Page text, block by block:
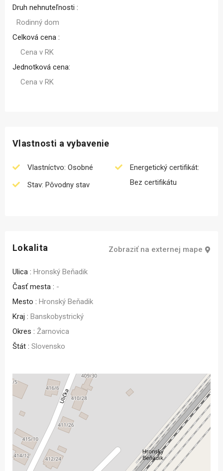
Druh nehnuteľnosti :
Rodinný dom
Celková cena :
Cena v RK
Jednotková cena:
Cena v RK
Vlastnosti a vybavenie
Vlastníctvo: Osobné
Stav: Pôvodny stav
Energetický certifikát:
Bez certifikátu
Lokalita Zobraziť na externej mape
Ulica : Hronský Beňadik
Časť mesta : -
Mesto : Hronský Beňadik
Kraj : Banskobystrický
Okres : Žarnovica
Štát : Slovensko